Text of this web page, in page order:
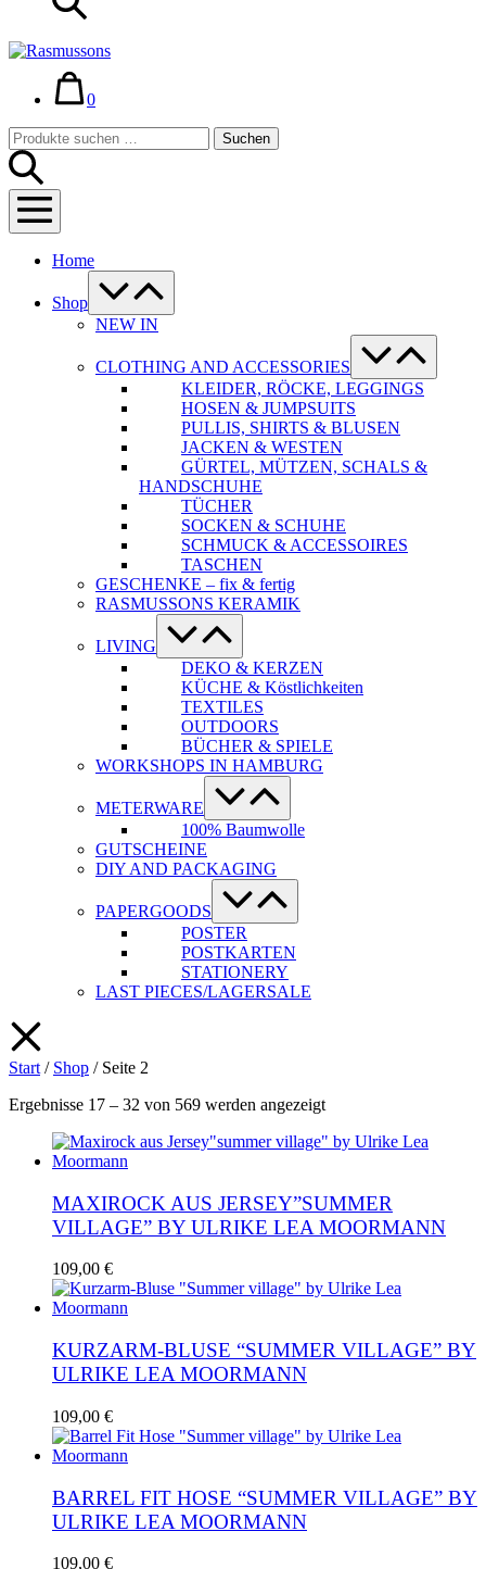
Warenkorb
0im
Suche-
Schalter
Suchen
nach:
Suchen
Menü-
Schalter
Home
Shop
Menü-
Schalter
NEW IN
CLOTHING AND ACCESSORIES
Menü-
Schalter
KLEIDER, RÖCKE, LEGGINGS
HOSEN & JUMPSUITS
PULLIS, SHIRTS & BLUSEN
JACKEN & WESTEN
GÜRTEL, MÜTZEN, SCHALS &
HANDSCHUHE
TÜCHER
SOCKEN & SCHUHE
SCHMUCK & ACCESSOIRES
TASCHEN
GESCHENKE – fix & fertig
RASMUSSONS KERAMIK
LIVING
Menü-
Schalter
DEKO & KERZEN
KÜCHE & Köstlichkeiten
TEXTILES
OUTDOORS
BÜCHER & SPIELE
WORKSHOPS IN HAMBURG
METERWARE
Menü-
Schalter
100% Baumwolle
GUTSCHEINE
DIY AND PACKAGING
PAPERGOODS
Menü-
Schalter
POSTER
POSTKARTEN
STATIONERY
LAST PIECES/LAGERSALE
Start / Shop / Seite 2
Ergebnisse 17 – 32 von 569 werden angezeigtNach
sortiert
MAXIROCK AUS JERSEY”SUMMER
VILLAGE” BY ULRIKE LEA MOORMANN
109,00 €Dieses
Produkt
weist
Varianten
auf.
Die
können
auf
der
gewählt
werden
KURZARM-BLUSE “SUMMER VILLAGE” BY
ULRIKE LEA MOORMANN
109,00 €Dieses
Produkt
weist
Varianten
auf.
Die
BARREL FIT HOSE “SUMMER VILLAGE” BY
ULRIKE LEA MOORMANN
109,00 €Dieses